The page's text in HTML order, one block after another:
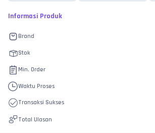
Informasi Produk
Brand
Stok
Min. Order
Waktu Proses
Transaksi Sukses
Total Ulasan